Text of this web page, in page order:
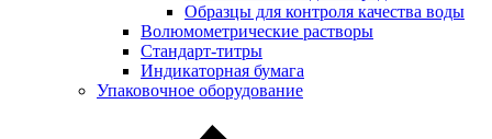
Образцы для контроля качества воды
Волюмометрические растворы
Стандарт-титры
Индикаторная бумага
Упаковочное оборудование